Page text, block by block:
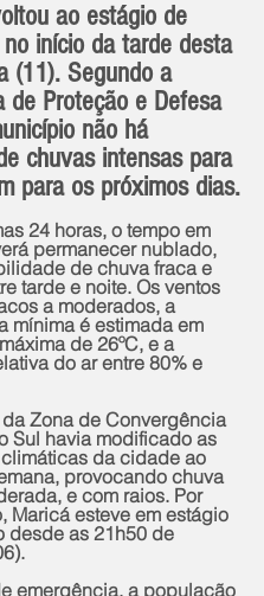
ao estágio de
início da tarde desta
(11). Segundo a
de Proteção e Defesa
não há
chuvas intensas para
para os próximos dias.
24 horas, o tempo em
permanecer nublado,
de chuva fraca e
tarde e noite. Os ventos
a moderados, a
mínima é estimada em
de 26ºC, e a
do ar entre 80% e
Sul havia modificado as
da cidade ao
provocando chuva
e com raios. Por
Maricá esteve em estágio
desde as 21h50 de